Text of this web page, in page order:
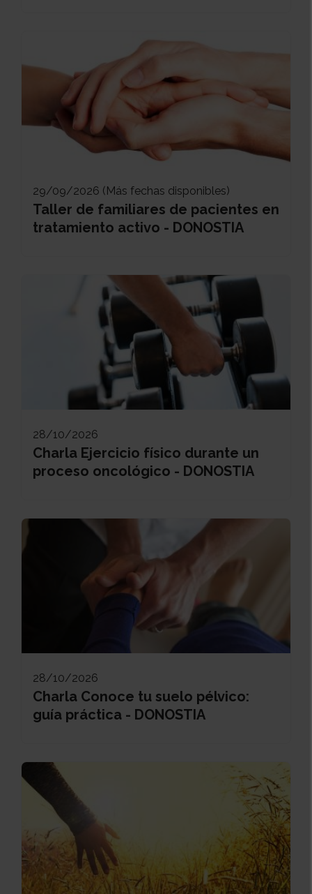
29/09/2026 (Más fechas disponibles)
Taller de familiares de pacientes en
tratamiento activo - DONOSTIA
28/10/2026
Charla Ejercicio físico durante un
proceso oncológico - DONOSTIA
28/10/2026
Charla Conoce tu suelo pélvico:
guía práctica - DONOSTIA